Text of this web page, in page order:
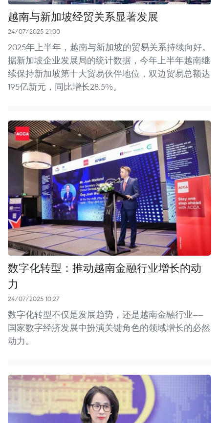
越南与新加坡经贸关系显著发展
24/07/2025 21:00
2025年上半年，越南与新加坡的贸易关系持续向好。
据新加坡企业发展局的统计数据，今年上半年越南继
续保持新加坡第十大贸易伙伴地位，双边贸易总额达
195亿新元，同比增长28.5%。
数字化转型：推动越南金融行业增长的动
力
24/07/2025 10:27
数字化转型不仅是发展趋势，还是越南金融行业——
国家数字经济发展中扮演关键角色的领域增长的必然
动力。